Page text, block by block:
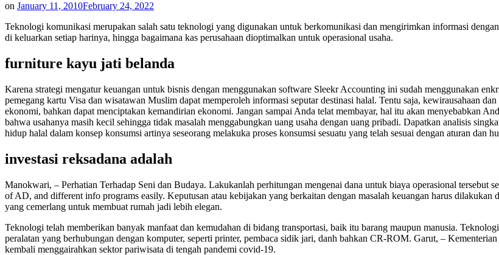
on January 11, 2010February 24, 2022
Teknologi komunikasi merupakan salah satu teknologi yang digunakan untuk berkomunikasi dan mengirimkan informasi
di keluarkan setiap harinya, hingga bagaimana kas perusahaan dioptimalkan untuk operasional usaha.
furniture kayu jati belanda
Karena strategi mengatur keuangan untuk bisnis dengan menggunakan software Sleekr Accounting ini sudah menggunakan
pemegang kartu Visa dan wisatawan Muslim dapat memperoleh informasi seputar destinasi halal. Tentu saja, kewirausahaan
ekonomi, bahkan dapat menciptakan kemandirian ekonomi. Jangan sampai Anda telat membayar, hal itu akan menyebabkan
bahwa usahanya masih kecil sehingga tidak masalah menggabungkan uang usaha dengan uang pribadi. Dapatkan analisis
hidup halal dalam konsep konsumsi artinya seseorang melakuka proses konsumsi sesuatu yang telah sesuai dengan aturan dan
investasi reksadana adalah
Manokwari, – Perhatian Terhadap Seni dan Budaya. Lakukanlah perhitungan mengenai dana untuk biaya operasional tersebut
of AD, and different info programs easily. Keputusan atau kebijakan yang berkaitan dengan masalah keuangan harus
yang cemerlang untuk membuat rumah jadi lebih elegan.
Teknologi telah memberikan banyak manfaat dan kemudahan di bidang transportasi, baik itu barang maupun manusia.
peralatan yang berhubungan dengan komputer, seperti printer, pembaca sidik jari, danh bahkan CR-ROM. Garut, –
kembali menggairahkan sektor pariwisata di tengah pandemi covid-19.